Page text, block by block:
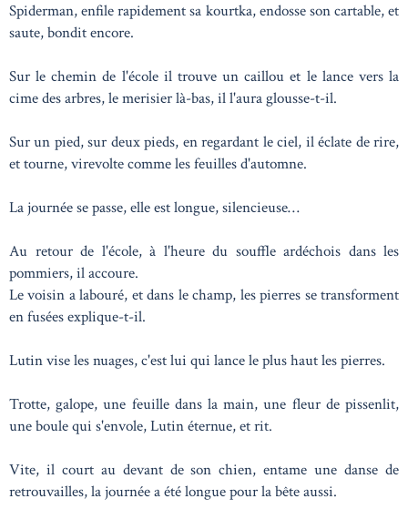
Spiderman, enfile rapidement sa kourtka, endosse son cartable, et
saute, bondit encore.
Sur le chemin de l'école il trouve un caillou et le lance vers la
cime des arbres, le merisier là-bas, il l'aura glousse-t-il.
Sur un pied, sur deux pieds, en regardant le ciel, il éclate de rire,
et tourne, virevolte comme les feuilles d'automne.
La journée se passe, elle est longue, silencieuse…
Au retour de l'école, à l'heure du souffle ardéchois dans les
pommiers, il accoure.
Le voisin a labouré, et dans le champ, les pierres se transforment
en fusées explique-t-il.
Lutin vise les nuages, c'est lui qui lance le plus haut les pierres.
Trotte, galope, une feuille dans la main, une fleur de pissenlit,
une boule qui s'envole, Lutin éternue, et rit.
Vite, il court au devant de son chien, entame une danse de
retrouvailles, la journée a été longue pour la bête aussi.